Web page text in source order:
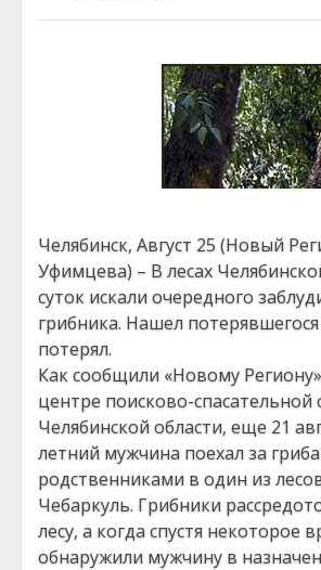
Челябинск, Август 25 (Новый
Уфимцева) – В лесах
суток искали очередного
грибника. Нашел
потерял.
Как сообщили «Новому
центре поисково-спасательной
Челябинской области, еще 21
летний мужчина поехал за
родственниками в один из
Чебаркуль. Грибники
лесу, а когда спустя некоторое
обнаружили мужчину в